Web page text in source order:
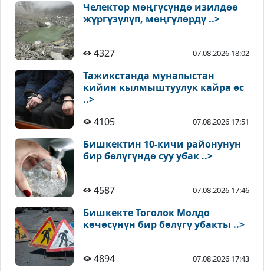
Челектор мөңгүсүндө изилдөө
жүргүзүлүп, мөңгүлөрдү ..>
4327 07.08.2026 18:02
Тажикстанда мунапыстан
кийин кылмыштуулук кайра өс
..>
4105
07.08.2026 17:51
Бишкектин 10-кичи районунун
бир бөлүгүндө суу убак ..>
4587 07.08.2026 17:46
Бишкекте Тоголок Молдо
көчөсүнүн бир бөлүгү убакты ..>
4894 07.08.2026 17:43